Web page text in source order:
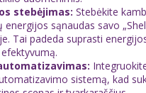
stebėjimas: Stebėkite
energijos sąnaudas savo
Tai padeda suprasti
sistemą, kad